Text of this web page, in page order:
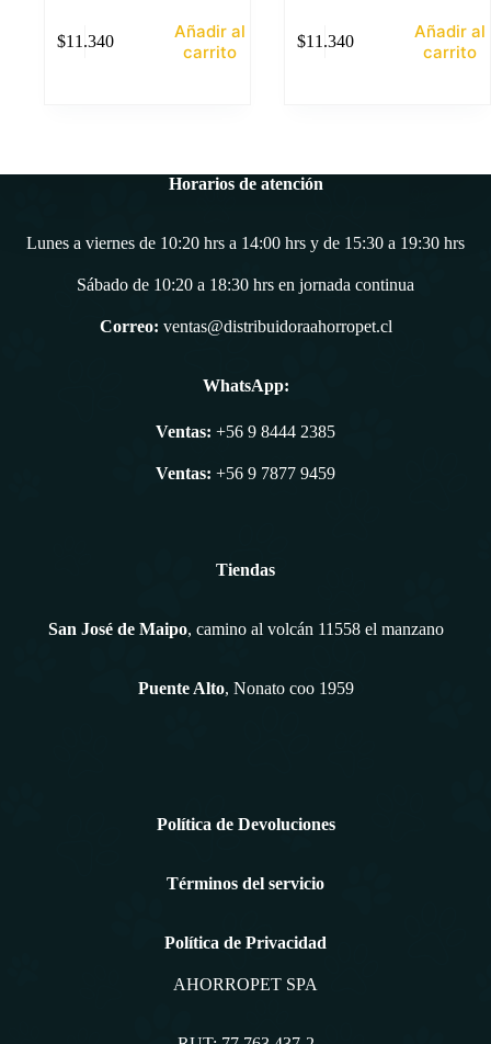
$11.340
Añadir al
carrito
$11.340
Añadir al
carrito
Horarios de atención
Lunes a viernes de 10:20 hrs a 14:00 hrs y de 15:30 a 19:30 hrs
Sábado de 10:20 a 18:30 hrs en jornada continua
Correo: ventas@distribuidoraahorropet.cl
WhatsApp:
Ventas: +56 9 8444 2385
Ventas: +56 9 7877 9459
Tiendas
San José de Maipo, camino al volcán 11558 el manzano
Puente Alto, Nonato coo 1959
Política de Devoluciones
Términos del servicio
Política de Privacidad
AHORROPET SPA